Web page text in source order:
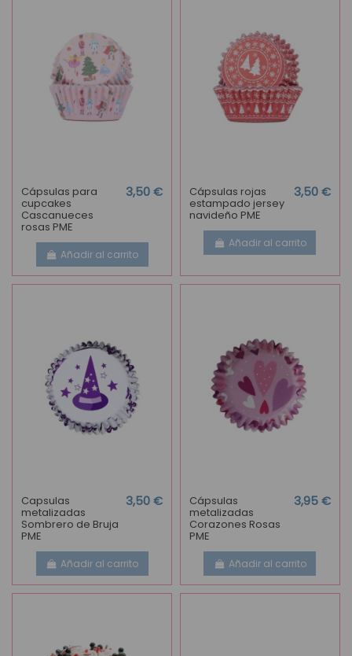
Cápsulas para
cupcakes
Cascanueces
rosas PME
3,50 €
Añadir al carrito
Cápsulas rojas
estampado jersey
navideño PME
3,50 €
Añadir al carrito
Capsulas
metalizadas
Sombrero de Bruja
PME
3,50 €
Añadir al carrito
Cápsulas
metalizadas
Corazones Rosas
PME
3,95 €
Añadir al carrito